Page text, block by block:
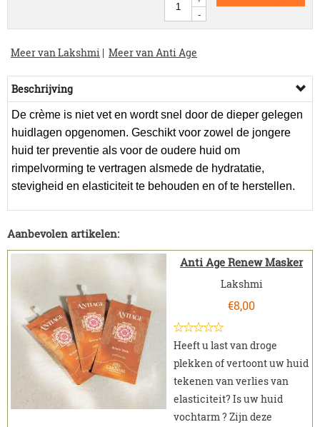
-
Meer van Lakshmi | Meer van Anti Age
Beschrijving
De crème is niet vet en wordt snel door de dieper gelegen
huidlagen opgenomen. Geschikt voor zowel de jongere
huid ter preventie als voor de oudere huid om
rimpelvorming te vertragen alsmede de hydratatie,
stevigheid en elasticiteit te behouden en of te herstellen.
Aanbevolen artikelen:
Anti Age Renew Masker
Lakshmi
€8,00
Heeft u last van droge
plekken of vertoont uw huid
tekenen van verlies van
elasticiteit? Is uw huid
vochtarm ? Zijn deze